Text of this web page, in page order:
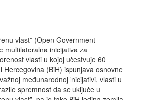
vlast” (Open Government
multilateralna inicijativa za
vlasti u kojoj učestvuje 60
Hercegovina (BiH) ispunjava osnovne
međunarodnoj inicijativi, vlasti u
spremnost da se uključe u